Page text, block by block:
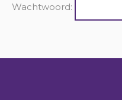
Wachtwoord: